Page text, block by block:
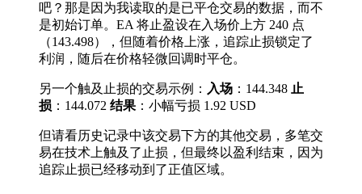
吧？那是因为我读取的是已平仓交易的数据，而不
是初始订单。EA 将止盈设在入场价上方 240 点
（143.498），但随着价格上涨，追踪止损锁定了
利润，随后在价格轻微回调时平仓。
另一个触及止损的交易示例： 入场 ：144.348 止
损 ：144.072 结果 ：小幅亏损 1.92 USD
但请看历史记录中该交易下方的其他交易，多笔交
易在技术上触及了止损，但最终以盈利结束，因为
追踪止损已经移动到了正值区域。